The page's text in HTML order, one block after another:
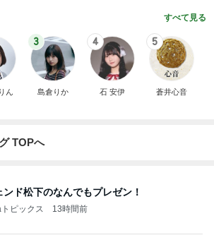
すべて見る
ん
3
島倉りか
4
石 安伊
5
蒼井心音
TOPへ
ンド松下のなんでもプレゼン！
ピックス 13時間前